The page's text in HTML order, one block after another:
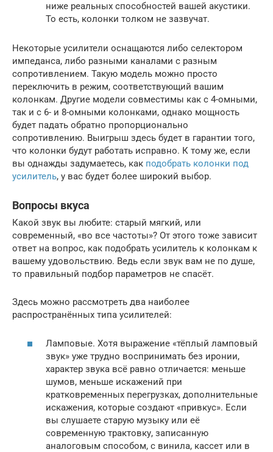
ниже реальных способностей вашей акустики.
То есть, колонки толком не зазвучат.
Некоторые усилители оснащаются либо селектором
импеданса, либо разными каналами с разным
сопротивлением. Такую модель можно просто
переключить в режим, соответствующий вашим
колонкам. Другие модели совместимы как с 4-омными,
так и с 6- и 8-омными колонками, однако мощность
будет падать обратно пропорционально
сопротивлению. Выигрыш здесь будет в гарантии того,
что колонки будут работать исправно. К тому же, если
вы однажды задумаетесь, как подобрать колонки под
усилитель, у вас будет более широкий выбор.
Вопросы вкуса
Какой звук вы любите: старый мягкий, или
современный, «во все частоты»? От этого тоже зависит
ответ на вопрос, как подобрать усилитель к колонкам к
вашему удовольствию. Ведь если звук вам не по душе,
то правильный подбор параметров не спасёт.
Здесь можно рассмотреть два наиболее
распространённых типа усилителей:
Ламповые. Хотя выражение «тёплый ламповый
звук» уже трудно воспринимать без иронии,
характер звука всё равно отличается: меньше
шумов, меньше искажений при
кратковременных перегрузках, дополнительные
искажения, которые создают «привкус». Если
вы слушаете старую музыку или её
современную трактовку, записанную
аналоговым способом, с винила, кассет или в